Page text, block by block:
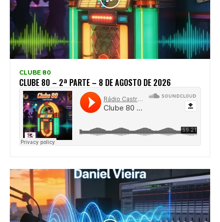
CLUBE 80
CLUBE 80 – 2ª PARTE – 8 DE AGOSTO DE 2026